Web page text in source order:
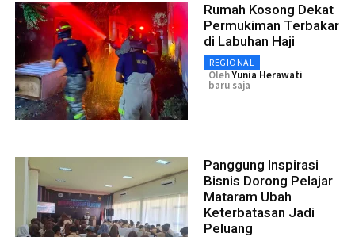
Rumah Kosong Dekat
Permukiman Terbakar
di Labuhan Haji
REGIONAL
OlehYunia Herawati
baru saja
Panggung Inspirasi
Bisnis Dorong Pelajar
Mataram Ubah
Keterbatasan Jadi
Peluang